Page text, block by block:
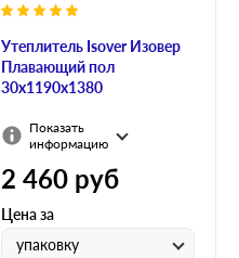
Утеплитель Isover Изовер
Плавающий пол
30х1190х1380
Показать
информацию
2 460 руб
Цена за
упаковку